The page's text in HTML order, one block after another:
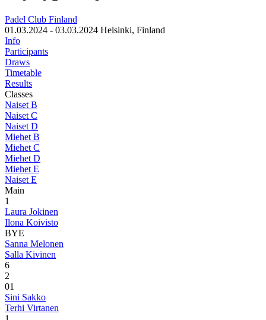
Padel Club Finland
01.03.2024 - 03.03.2024 Helsinki, Finland
Info
Participants
Draws
Timetable
Results
Classes
Naiset B
Naiset C
Naiset D
Miehet B
Miehet C
Miehet D
Miehet E
Naiset E
Main
1
Laura Jokinen
Ilona Koivisto
BYE
Sanna Melonen
Salla Kivinen
6
2
01
Sini Sakko
Terhi Virtanen